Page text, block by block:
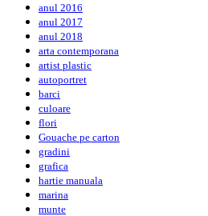
anul 2016
anul 2017
anul 2018
arta contemporana
artist plastic
autoportret
barci
culoare
flori
Gouache pe carton
gradini
grafica
hartie manuala
marina
munte